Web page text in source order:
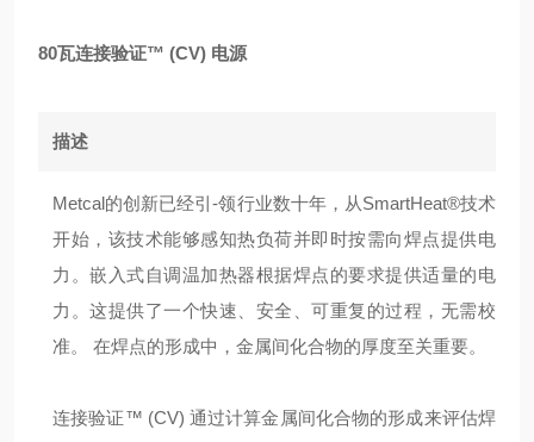
80瓦连接验证™ (CV) 电源
描述
Metcal的创新已经引-领行业数十年，从SmartHeat®技术
开始，该技术能够感知热负荷并即时按需向焊点提供电
力。嵌入式自调温加热器根据焊点的要求提供适量的电
力。这提供了一个快速、安全、可重复的过程，无需校
准。 在焊点的形成中，金属间化合物的厚度至关重要。
连接验证™ (CV) 通过计算金属间化合物的形成来评估焊